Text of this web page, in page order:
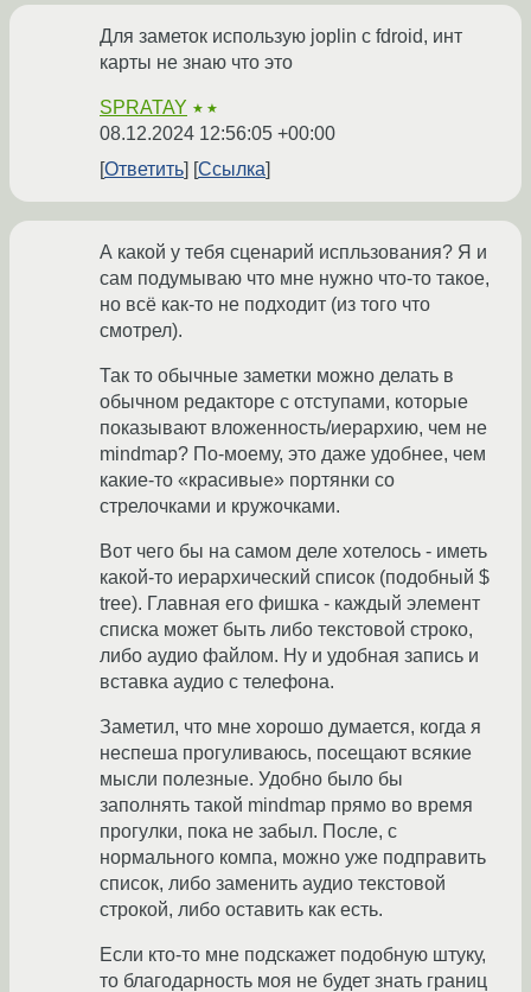
Для заметок использую joplin с fdroid, инт
карты не знаю что это
SPRATAY ★★
08.12.2024 12:56:05 +00:00
Ответить
Ссылка
А какой у тебя сценарий испльзования? Я и
сам подумываю что мне нужно что-то такое,
но всё как-то не подходит (из того что
смотрел).
Так то обычные заметки можно делать в
обычном редакторе с отступами, которые
показывают вложенность/иерархию, чем не
mindmap? По-моему, это даже удобнее, чем
какие-то «красивые» портянки со
стрелочками и кружочками.
Вот чего бы на самом деле хотелось - иметь
какой-то иерархический список (подобный $
tree). Главная его фишка - каждый элемент
списка может быть либо текстовой строко,
либо аудио файлом. Ну и удобная запись и
вставка аудио с телефона.
Заметил, что мне хорошо думается, когда я
неспеша прогуливаюсь, посещают всякие
мысли полезные. Удобно было бы
заполнять такой mindmap прямо во время
прогулки, пока не забыл. После, с
нормального компа, можно уже подправить
список, либо заменить аудио текстовой
строкой, либо оставить как есть.
Если кто-то мне подскажет подобную штуку,
то благодарность моя не будет знать границ